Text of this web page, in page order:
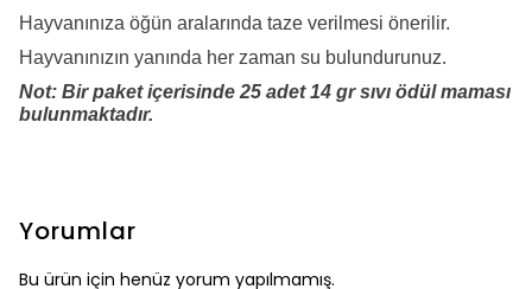
Hayvanınıza öğün aralarında taze verilmesi önerilir.
Hayvanınızın yanında her zaman su bulundurunuz.
Not: Bir paket içerisinde 25 adet 14 gr sıvı ödül maması
bulunmaktadır.
Yorumlar
Bu ürün için henüz yorum yapılmamış.